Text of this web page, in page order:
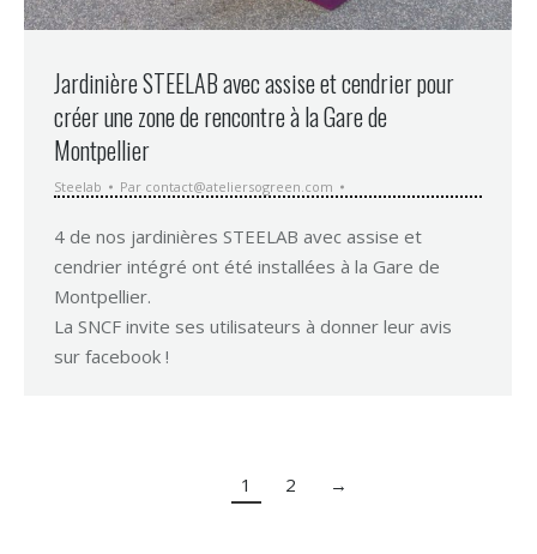
Jardinière STEELAB avec assise et cendrier pour
créer une zone de rencontre à la Gare de
Montpellier
Steelab Par contact@ateliersogreen.com
4 de nos jardinières STEELAB avec assise et
cendrier intégré ont été installées à la Gare de
Montpellier.
La SNCF invite ses utilisateurs à donner leur avis
sur facebook !
1 2 →